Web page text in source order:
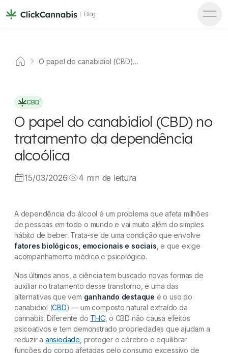
Blog
O papel do canabidiol (CBD)
CBD
O papel do canabidiol (CBD) no
tratamento da dependência
alcoólica
15/03/2026 4 min de leitura
A dependência do álcool é um problema que afeta milhões
de pessoas em todo o mundo e vai muito além do simples
hábito de beber. Trata-se de uma condição que envolve
fatores biológicos, emocionais e sociais , e que exige
acompanhamento médico e psicológico.
Nos últimos anos, a ciência tem buscado novas formas de
auxiliar no tratamento desse transtorno, e uma das
alternativas que vem ganhando destaque é o uso do
canabidiol (CBD) — um composto natural extraído da
cannabis. Diferente do THC, o CBD não causa efeitos
psicoativos e tem demonstrado propriedades que ajudam a
reduzir a ansiedade , proteger o cérebro e equilibrar
funções do corpo afetadas pelo consumo excessivo de